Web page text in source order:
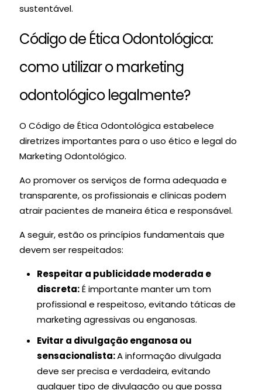
sustentável.
Código de Ética Odontológica:
como utilizar o marketing
odontológico legalmente?
O Código de Ética Odontológica estabelece
diretrizes importantes para o uso ético e legal do
Marketing Odontológico.
Ao promover os serviços de forma adequada e
transparente, os profissionais e clínicas podem
atrair pacientes de maneira ética e responsável.
A seguir, estão os princípios fundamentais que
devem ser respeitados:
Respeitar a publicidade moderada e
discreta:É importante manter um tom
profissional e respeitoso, evitando táticas de
marketing agressivas ou enganosas.
Evitar a divulgação enganosa ou
sensacionalista:A informação divulgada
deve ser precisa e verdadeira, evitando
qualquer tipo de divulgação ou que possa